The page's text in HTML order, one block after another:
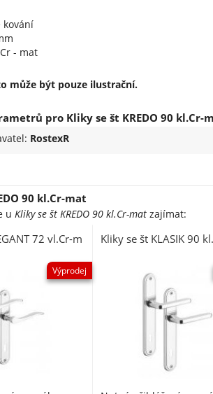
- mat
může být pouze ilustrační.
pro Kliky se št KREDO 90 kl.Cr-
RostexR
90 kl.Cr-mat
u Kliky se št KREDO 90 kl.Cr-matzajímat:
72 vl.Cr-m
Výprodej
Kliky se št KLASIK 90